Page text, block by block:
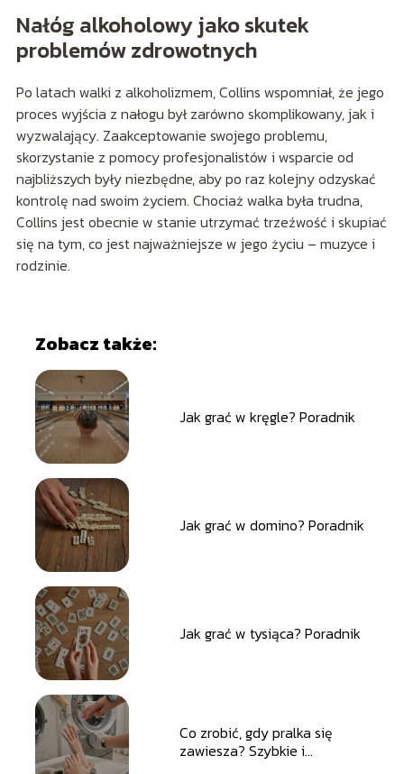
Nałóg alkoholowy jako skutek
problemów zdrowotnych
Po latach walki z alkoholizmem, Collins wspomniał, że jego
proces wyjścia z nałogu był zarówno skomplikowany, jak i
wyzwalający. Zaakceptowanie swojego problemu,
skorzystanie z pomocy profesjonalistów i wsparcie od
najbliższych były niezbędne, aby po raz kolejny odzyskać
kontrolę nad swoim życiem. Chociaż walka była trudna,
Collins jest obecnie w stanie utrzymać trzeźwość i skupiać
się na tym, co jest najważniejsze w jego życiu – muzyce i
rodzinie.
Zobacz także:
Jak grać w kręgle? Poradnik
Jak grać w domino? Poradnik
Jak grać w tysiąca? Poradnik
Co zrobić, gdy pralka się
zawiesza? Szybkie i